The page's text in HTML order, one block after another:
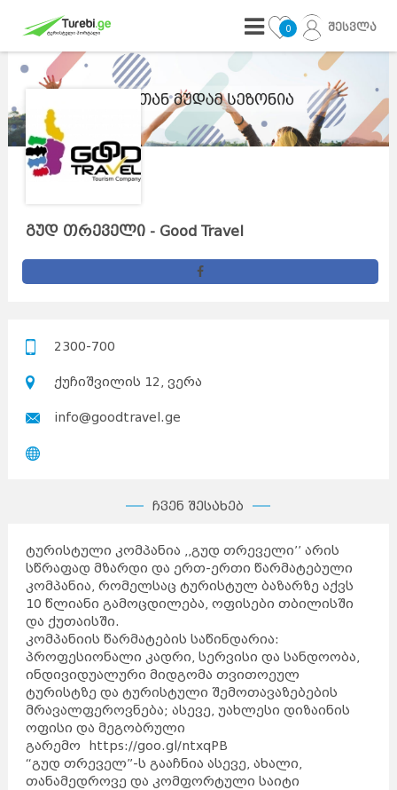
0 შესვლა
გუდ თრეველი - Good Travel
2300-700
ქუჩიშვილის 12, ვერა
info@goodtravel.ge
ჩვენ შესახებ
ტურისტული კომპანია ,,გუდ თრეველი’’ არის
სწრაფად მზარდი და ერთ-ერთი წარმატებული
კომპანია, რომელსაც ტურისტულ ბაზარზე აქვს
10 წლიანი გამოცდილება, ოფისები თბილისში
და ქუთაისში.
კომპანიის წარმატების საწინდარია:
პროფესიონალი კადრი, სერვისი და სანდოობა,
ინდივიდუალური მიდგომა თვითოეულ
ტურისტზე და ტურისტული შემოთავაზებების
მრავალფეროვნება; ასევე, უახლესი დიზაინის
ოფისი და მეგობრული
გარემო
https://goo.gl/ntxqPB​
“გუდ თრეველ”-ს გააჩნია ასევე, ახალი,
თანამედროვე და კომფორტული საიტი